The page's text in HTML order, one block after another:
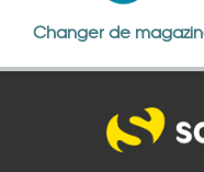
Changer de